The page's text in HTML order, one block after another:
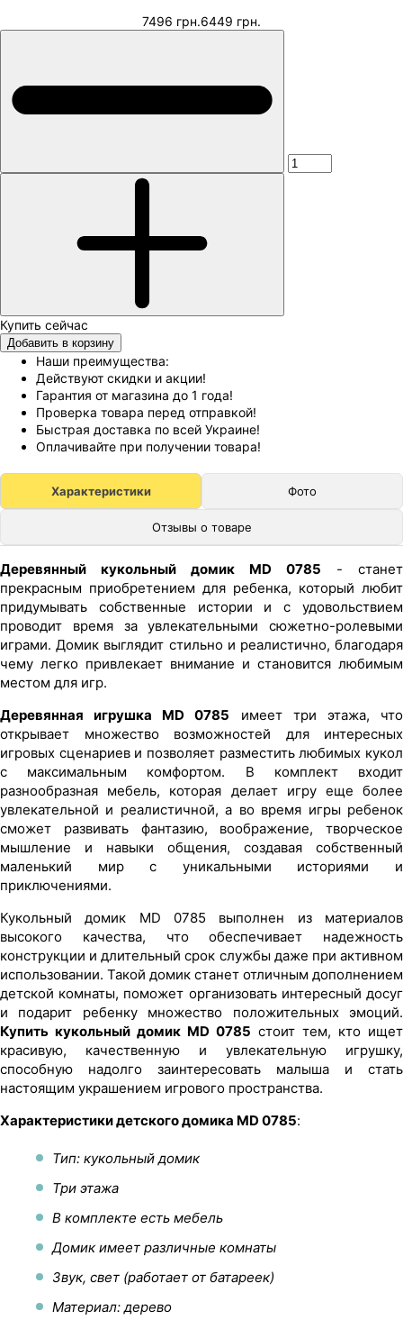
7496 грн.6449 грн.
Добавить в корзину
Наши преимущества:
Действуют скидки и акции!
Гарантия от магазина до 1 года!
Проверка товара перед отправкой!
Быстрая доставка по всей Украине!
Оплачивайте при получении товара!
Характеристики Фото
Отзывы о товаре
Деревянный кукольный домик MD 0785 - станет
прекрасным приобретением для ребенка, который любит
придумывать собственные истории и с удовольствием
проводит время за увлекательными сюжетно-ролевыми
играми. Домик выглядит стильно и реалистично, благодаря
чему легко привлекает внимание и становится любимым
местом для игр.
Деревянная игрушка MD 0785 имеет три этажа, что
открывает множество возможностей для интересных
игровых сценариев и позволяет разместить любимых кукол
с максимальным комфортом. В комплект входит
разнообразная мебель, которая делает игру еще более
увлекательной и реалистичной, а во время игры ребенок
сможет развивать фантазию, воображение, творческое
мышление и навыки общения, создавая собственный
маленький мир с уникальными историями и
приключениями.
Кукольный домик MD 0785 выполнен из материалов
высокого качества, что обеспечивает надежность
конструкции и длительный срок службы даже при активном
использовании. Такой домик станет отличным дополнением
детской комнаты, поможет организовать интересный досуг
и подарит ребенку множество положительных эмоций.
Купить кукольный домик MD 0785 стоит тем, кто ищет
красивую, качественную и увлекательную игрушку,
способную надолго заинтересовать малыша и стать
настоящим украшением игрового пространства.
Характеристики детского домика MD 0785:
Тип: кукольный домик
Три этажа
В комплекте есть мебель
Домик имеет различные комнаты
Звук, свет (работает от батареек)
Материал: дерево